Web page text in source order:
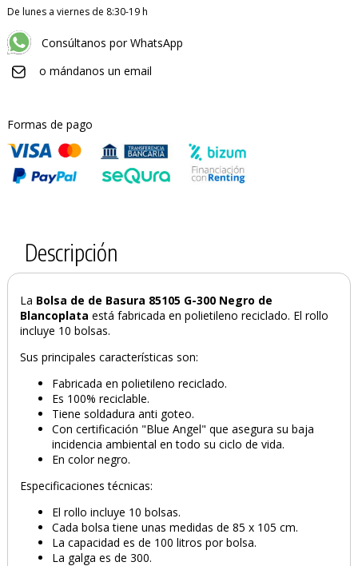
De lunes a viernes de 8:30-19 h
Consúltanos por WhatsApp
o mándanos un email
Formas de pago
Descripción
La Bolsa de de Basura 85105 G-300 Negro de
Blancoplataestá fabricada en polietileno reciclado. El rollo
incluye 10 bolsas.
Sus principales características son:
Fabricada en polietileno reciclado.
Es 100% reciclable.
Tiene soldadura anti goteo.
Con certificación "Blue Angel" que asegura su baja
incidencia ambiental en todo su ciclo de vida.
En color negro.
Especificaciones técnicas:
El rollo incluye 10 bolsas.
Cada bolsa tiene unas medidas de 85 x 105 cm.
La capacidad es de 100 litros por bolsa.
La galga es de 300.